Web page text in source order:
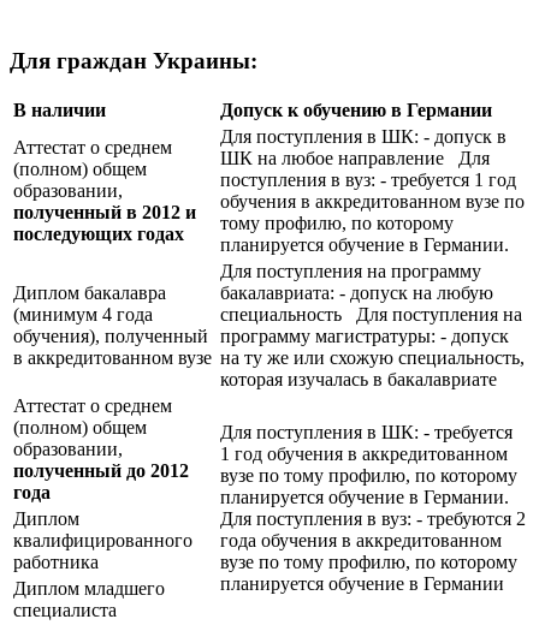
Для граждан Украины:
В наличии
Допуск к обучению в Германии
Аттестат о среднем
(полном) общем
образовании,
полученный в 2012 и
последующих годах
Для поступления в ШК: - допуск в
ШК на любое направление Для
поступления в вуз: - требуется 1 год
обучения в аккредитованном вузе по
тому профилю, по которому
планируется обучение в Германии.
Диплом бакалавра
(минимум 4 года
обучения), полученный
в аккредитованном вузе
Для поступления на программу
бакалавриата: - допуск на любую
специальность Для поступления на
программу магистратуры: - допуск
на ту же или схожую специальность,
которая изучалась в бакалавриате
Аттестат о среднем
(полном) общем
образовании,
полученный до 2012
года
Для поступления в ШК: - требуется
1 год обучения в аккредитованном
вузе по тому профилю, по которому
планируется обучение в Германии.
Для поступления в вуз: - требуются 2
года обучения в аккредитованном
вузе по тому профилю, по которому
планируется обучение в Германии
Диплом
квалифицированного
работника
Диплом младшего
специалиста